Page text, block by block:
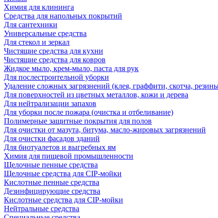
Химия для клининга
Средства для напольных покрытий
Для сантехники
Универсальные средства
Для стекол и зеркал
Чистящие средства для кухни
Чистящие средства для ковров
Жидкое мыло, крем-мыло, паста для рук
Для послестроительной уборки
Удаление сложных загрязнений (клея, граффити, скотча,
Для поверхностей из цветных металлов, кожи и дерева
Для нейтрализации запахов
Для уборки после пожара (очистка и отбеливание)
Полимерные защитные покрытия для полов
Для очистки от мазута, битума, масло-жировых загрязнений
Для очистки фасадов зданий
Для биотуалетов и выгребных ям
Химия для пищевой промышленности
Щелочные пенные средства
Щелочные средства для CIP-мойки
Кислотные пенные средства
Дезинфицирующие средства
Кислотные средства для CIP-мойки
Нейтральные средства